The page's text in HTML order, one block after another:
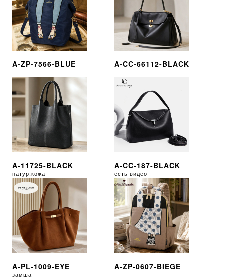
A-ZP-7566-BLUE A-CC-66112-BLACK
A-11725-BLACK
натур.кожа
A-CC-187-BLACK
есть видео
A-PL-1009-EYE
замша
A-ZP-0607-BIEGE